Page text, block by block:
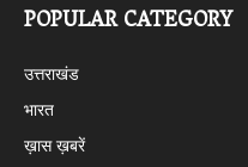
POPULAR CATEGORY
उत्तराखंड
भारत
ख़ास ख़बरें